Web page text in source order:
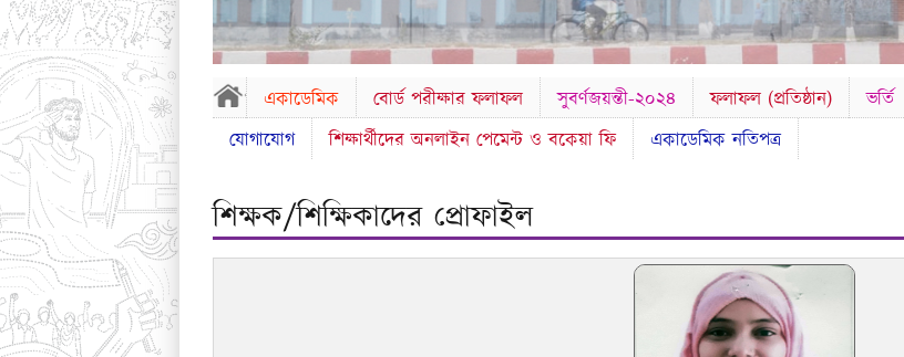
একাডেমিক বোর্ড পরীক্ষার ফলাফল সুবর্ণজয়ন্তী-২০২৪ ফলাফল (প্রতিষ্ঠান) ভর্তি
যোগাযোগ
শিক্ষার্থীদের অনলাইন পেমেন্ট ও বকেয়া ফি একাডেমিক নতিপত্র
শিক্ষক/শিক্ষিকাদের প্রোফাইল